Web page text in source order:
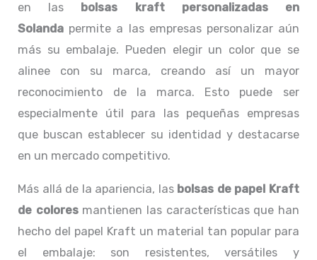
en las
bolsas kraft personalizadas en
Solanda permite a las empresas personalizar aún
más su embalaje. Pueden elegir un color que se
alinee con su marca, creando así un mayor
reconocimiento de la marca. Esto puede ser
especialmente útil para las pequeñas empresas
que buscan establecer su identidad y destacarse
en un mercado competitivo.
Más allá de la apariencia, las bolsas de papel Kraft
de coloresmantienen las características que han
hecho del papel Kraft un material tan popular para
el embalaje: son resistentes, versátiles y